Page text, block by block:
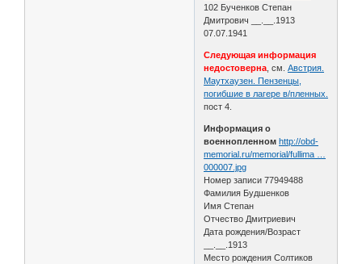
102 Бученков Степан
Дмитрович __.__.1913
07.07.1941
Следующая информация
недостоверна , см.Австрия.
Маутхаузен. Пензенцы,
погибшие в лагере в/пленных.
пост 4.
Информация о
военнопленном http://obd-
memorial.ru/memorial/fullima …
000007.jpg
Номер записи 77949488
Фамилия Будшенков
Имя Степан
Отчество Дмитриевич
Дата рождения/Возраст
__.__.1913
Место рождения Солтиков